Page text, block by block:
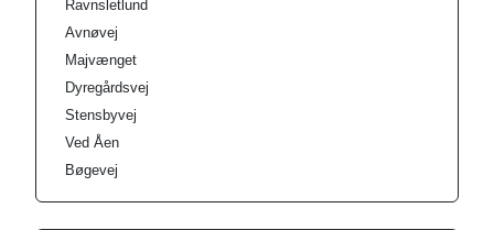
Ravnsletlund
Avnøvej
Majvænget
Dyregårdsvej
Stensbyvej
Ved Åen
Bøgevej